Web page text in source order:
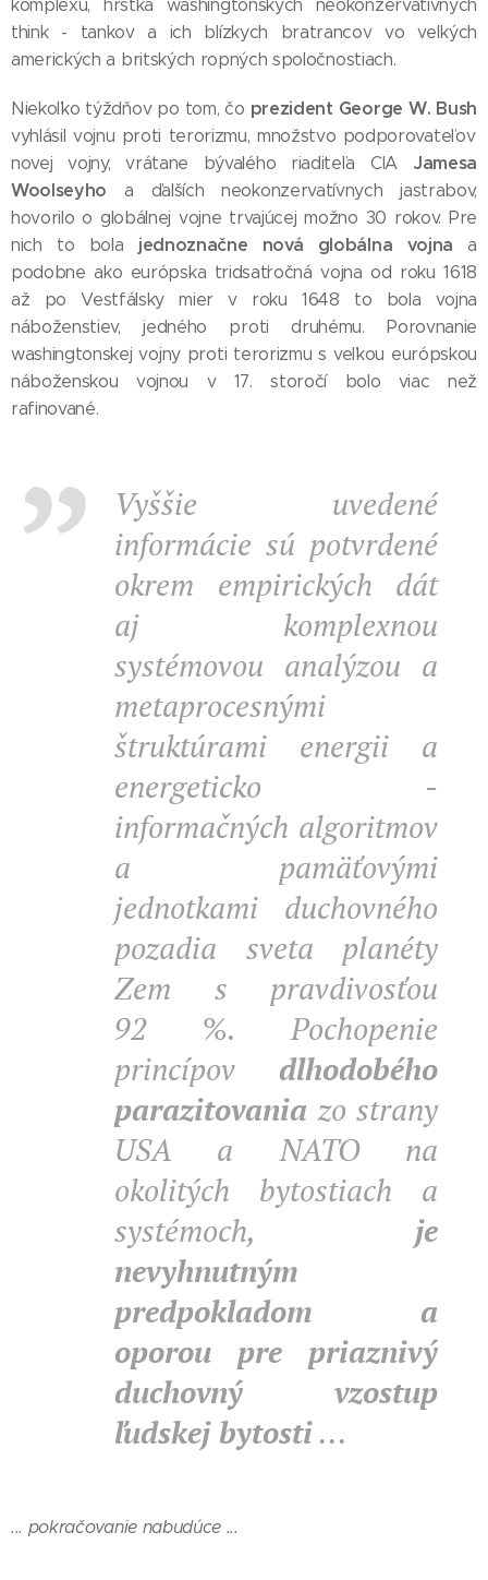
komplexu, hŕstka washingtonských neokonzervatívnych
think - tankov a ich blízkych bratrancov vo veľkých
amerických a britských ropných spoločnostiach.
Niekoľko týždňov po tom, čo prezident George W. Bush
vyhlásil vojnu proti terorizmu, množstvo podporovateľov
novej vojny, vrátane bývalého riaditeľa CIA Jamesa
Woolseyho a ďalších neokonzervatívnych jastrabov,
hovorilo o globálnej vojne trvajúcej možno 30 rokov. Pre
nich to bola jednoznačne nová globálna vojna a
podobne ako európska tridsaťročná vojna od roku 1618
až po Vestfálsky mier v roku 1648 to bola vojna
náboženstiev, jedného proti druhému. Porovnanie
washingtonskej vojny proti terorizmu s veľkou európskou
náboženskou vojnou v 17. storočí bolo viac než
rafinované.
Vyššie uvedené
informácie sú potvrdené
okrem empirických dát
aj komplexnou
systémovou analýzou a
metaprocesnými
štruktúrami energii a
energeticko -
informačných algoritmov
a pamäťovými
jednotkami duchovného
pozadia sveta planéty
Zem s pravdivosťou
92 %. Pochopenie
princípov dlhodobého
parazitovania zo strany
USA a NATO na
okolitých bytostiach a
systémoch, je
nevyhnutným
predpokladom a
oporou pre priaznivý
duchovný vzostup
ľudskej bytosti...
... pokračovanie nabudúce ...